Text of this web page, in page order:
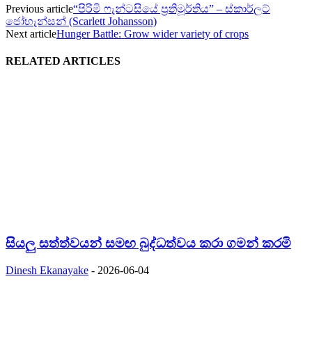
Previous article“පිරිමි ෆැන්ටසියේ ප්‍රතිමූර්තිය” – ස්කාර්ලට්
ජෝහැන්සන් (Scarlett Johansson)
Next articleHunger Battle: Grow wider variety of crops
RELATED ARTICLES
සියලු සත්ත්වයන් සමඟ බුද්ධත්වය කරා ගමන් කරමි
Dinesh Ekanayake - 2026-06-04